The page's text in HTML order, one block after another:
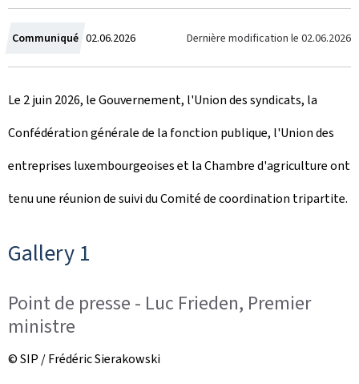
Communiqué C
r
é
e
l
e
02.06.2026 Dernière modification le 02.06.2026
Le 2 juin 2026, le Gouvernement, l'Union des syndicats, la
Confédération générale de la fonction publique, l'Union des
entreprises luxembourgeoises et la Chambre d'agriculture ont
tenu une réunion de suivi du Comité de coordination tripartite.
Gallery 1
Point de presse - Luc Frieden, Premier
ministre
© SIP / Frédéric Sierakowski